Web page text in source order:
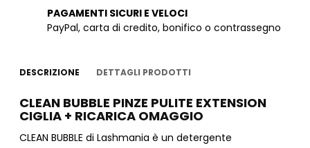
PAGAMENTI SICURI E VELOCI
PayPal, carta di credito, bonifico o contrassegno
DESCRIZIONE DETTAGLI PRODOTTI
CLEAN BUBBLE PINZE PULITE EXTENSION
CIGLIA + RICARICA OMAGGIO
CLEAN BUBBLE di Lashmania è un detergente